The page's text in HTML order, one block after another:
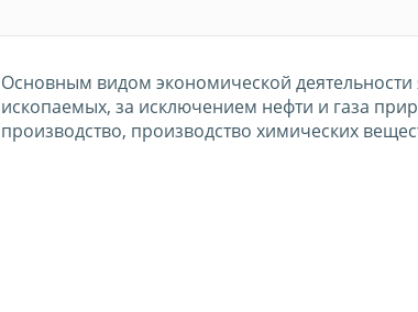
Основным видом экономической
ископаемых, за исключением нефти и газа
производство, производство химических